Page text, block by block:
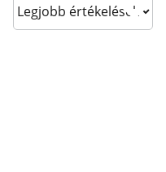
Sort reviews